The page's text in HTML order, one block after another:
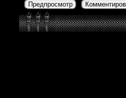
Предпросмотр